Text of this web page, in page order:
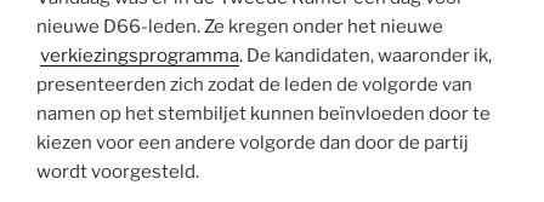
nieuwe D66-leden. Ze kregen onder het nieuwe
verkiezingsprogramma. De kandidaten, waaronder ik,
presenteerden zich zodat de leden de volgorde van
namen op het stembiljet kunnen beïnvloeden door te
kiezen voor een andere volgorde dan door de partij
wordt voorgesteld.